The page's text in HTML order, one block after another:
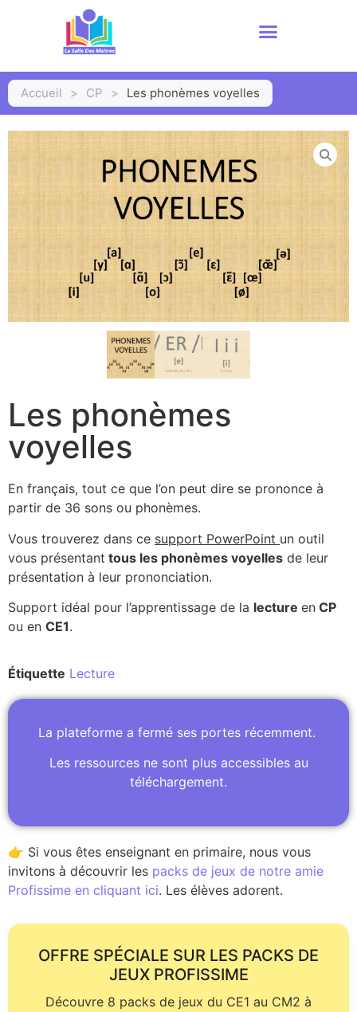
Accueil > CP > Les phonèmes voyelles
Les phonèmes
voyelles
En français, tout ce que l’on peut dire se prononce à
partir de 36 sons ou phonèmes.
Vous trouverez dans ce support PowerPoint un outil
vous présentant tous les phonèmes voyelles de leur
présentation à leur prononciation.
Support idéal pour l’apprentissage de la lecture en CP
ou en CE1.
Étiquette Lecture
La plateforme a fermé ses portes récemment.
Les ressources ne sont plus accessibles au
téléchargement.
👉 Si vous êtes enseignant en primaire, nous vous
invitons à découvrir les packs de jeux de notre amie
Profissime en cliquant ici. Les élèves adorent.
OFFRE SPÉCIALE SUR LES PACKS DE
JEUX PROFISSIME
Découvre 8 packs de jeux du CE1 au CM2 à